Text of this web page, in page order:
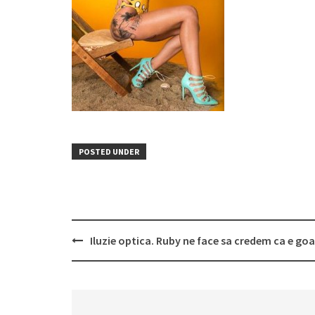
POSTED UNDER
PostIluzie optica. Ruby ne face sa credem ca e